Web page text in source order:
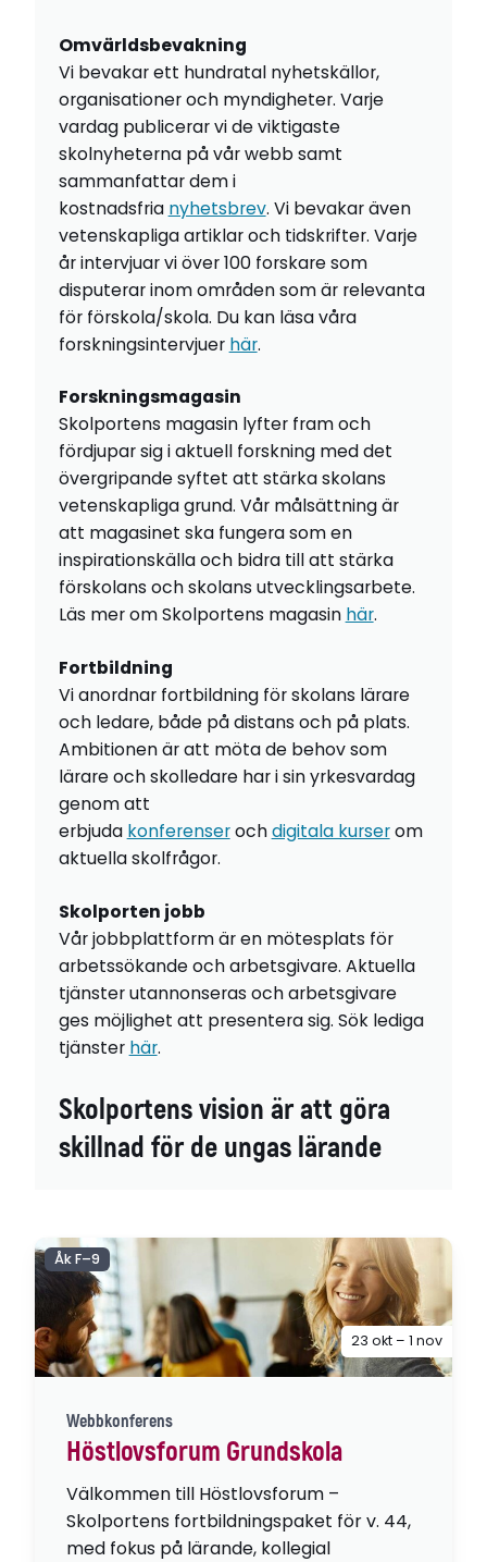
Omvärldsbevakning
Vi bevakar ett hundratal nyhetskällor,
organisationer och myndigheter. Varje
vardag publicerar vi de viktigaste
skolnyheterna på vår webb samt
sammanfattar dem i
kostnadsfria nyhetsbrev. Vi bevakar även
vetenskapliga artiklar och tidskrifter. Varje
år intervjuar vi över 100 forskare som
disputerar inom områden som är relevanta
för förskola/skola. Du kan läsa våra
forskningsintervjuer här.
Forskningsmagasin
Skolportens magasin lyfter fram och
fördjupar sig i aktuell forskning med det
övergripande syftet att stärka skolans
vetenskapliga grund. Vår målsättning är
att magasinet ska fungera som en
inspirationskälla och bidra till att stärka
förskolans och skolans utvecklingsarbete.
Läs mer om Skolportens magasin här.
Fortbildning
Vi anordnar fortbildning för skolans lärare
och ledare, både på distans och på plats.
Ambitionen är att möta de behov som
lärare och skolledare har i sin yrkesvardag
genom att
erbjuda konferenserochdigitala kurserom
aktuella skolfrågor.
Skolporten jobb
Vår jobbplattform är en mötesplats för
arbetssökande och arbetsgivare. Aktuella
tjänster utannonseras och arbetsgivare
ges möjlighet att presentera sig. Sök lediga
tjänster här.
Skolportens vision är att göra
skillnad för de ungas lärande
Webbkonferens
Höstlovsforum Grundskola
Välkommen till Höstlovsforum –
Skolportens fortbildningspaket för v. 44,
med fokus på lärande, kollegial
Åk F–9
23 okt – 1 nov